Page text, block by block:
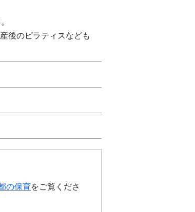
後のピラティスなども
の保育をご覧くださ